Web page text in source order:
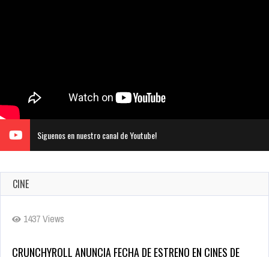
Siguenos en nuestro canal de Youtube!
CINE
JUJUTSU KAISEN: EJECUCIÓN